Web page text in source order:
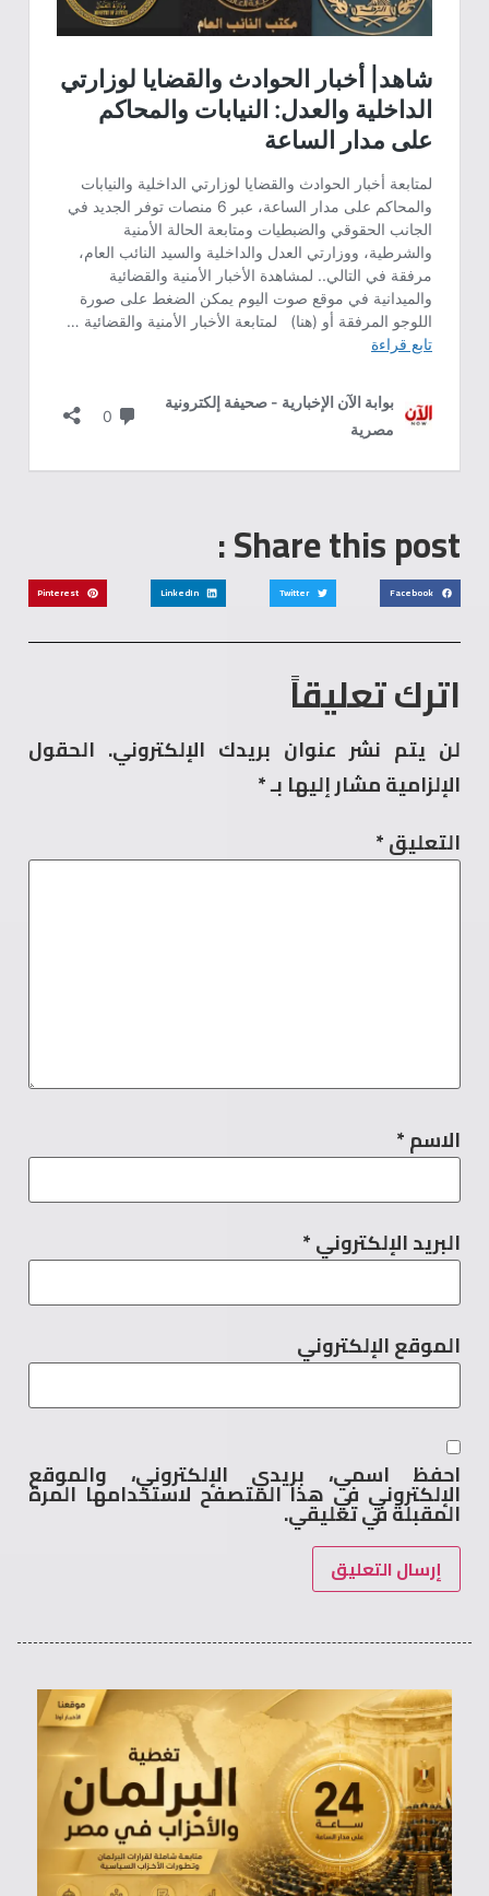
Share this post :
Facebook
Twitter
LinkedIn
Pinterest
اترك تعليقاً
لن يتم نشر عنوان بريدك الإلكتروني. الحقول
الإلزامية مشار إليها بـ *
التعليق*
الاسم*
البريد الإلكتروني*
الموقع الإلكتروني
احفظ اسمي، بريدي الإلكتروني، والموقع
الإلكتروني في هذا المتصفح لاستخدامها المرة
المقبلة في تعليقي.